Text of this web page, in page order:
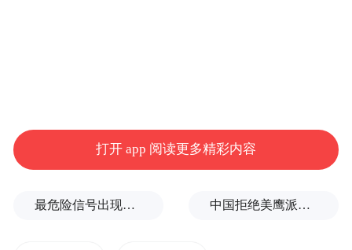
里、海得拉巴等地考察选址。
打开 app 阅读更多精彩内容
最危险信号出现！全球能源大动脉岌岌可危 中国拒绝美鹰派副防长访华？弦外之音被热议